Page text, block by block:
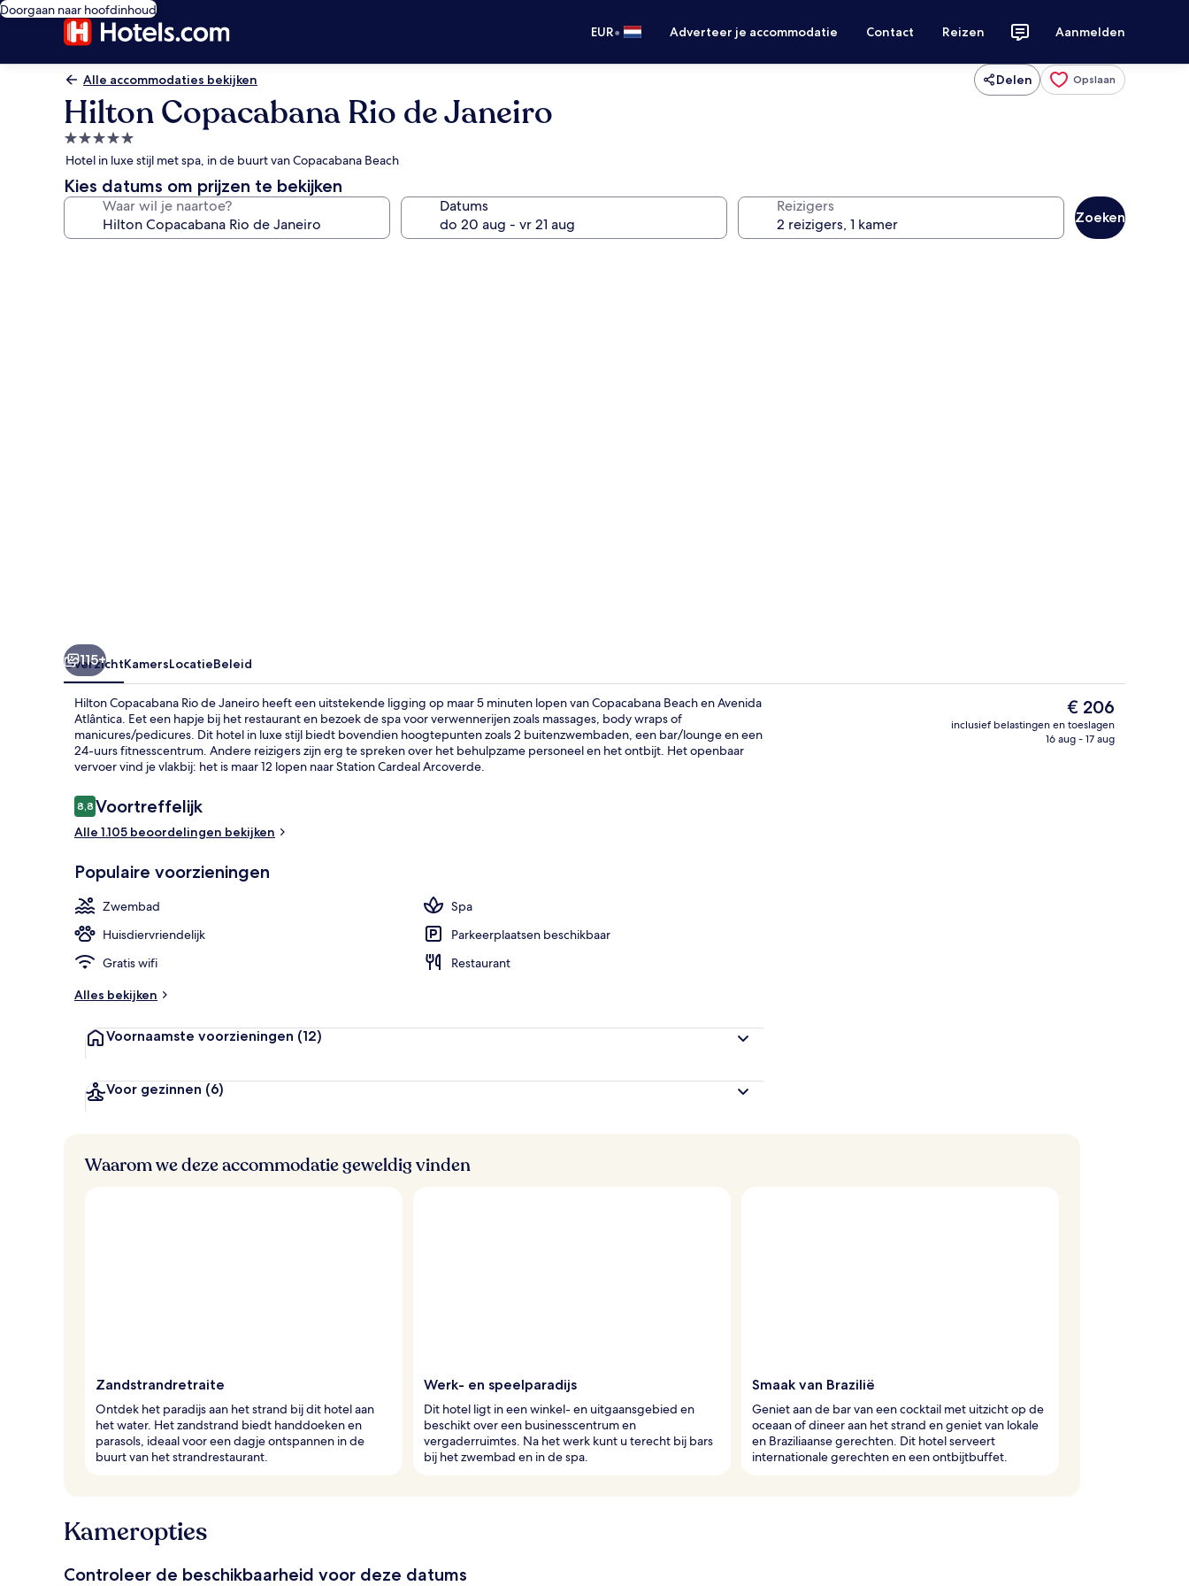
Doorgaan naar hoofdinhoud
EUR• Adverteer je accommodatie Contact Reizen Aanmelden
Alle accommodaties bekijken Delen Opslaan
Hilton Copacabana Rio de Janeiro
5.0-
sterrenaccommodatie
Hotel in luxe stijl met spa, in de buurt van Copacabana Beach
Kies datums om prijzen te bekijken
Waar wil je naartoe? Datums Reizigers
Zoeken
Kameruitzicht Ze serveren er ontbijt en diner
115+
OverzichtKamersLocatieBeleid
Hilton Copacabana Rio de Janeiro heeft een uitstekende ligging op maar 5 minuten lopen van Copacabana Beach en Avenida
Atlântica. Eet een hapje bij het restaurant en bezoek de spa voor verwennerijen zoals massages, body wraps of
manicures/pedicures. Dit hotel in luxe stijl biedt bovendien hoogtepunten zoals 2 buitenzwembaden, een bar/lounge en een
24-uurs fitnesscentrum. Andere reizigers zijn erg te spreken over het behulpzame personeel en het ontbijt. Het openbaar
vervoer vind je vlakbij: het is maar 12 lopen naar Station Cardeal Arcoverde.
Beoordelingen
8,88,8 op 10 –
Voortreffelijk
Alle 1.105 beoordelingen bekijken
Populaire voorzieningen
Zwembad
Spa
Huisdiervriendelijk
Parkeerplaatsen beschikbaar
Gratis wifi
Restaurant
Alles bekijken
Voornaamste voorzieningen (12)
Voor gezinnen (6)
De
huidige
prijs
€ 206
inclusief belastingen en toeslagen
16 aug - 17 aug
Waarom we deze accommodatie geweldig vinden
Zandstrandretraite
Ontdek het paradijs aan het strand bij dit hotel aan
het water. Het zandstrand biedt handdoeken en
parasols, ideaal voor een dagje ontspannen in de
buurt van het strandrestaurant.
Werk- en speelparadijs
Dit hotel ligt in een winkel- en uitgaansgebied en
beschikt over een businesscentrum en
vergaderruimtes. Na het werk kunt u terecht bij bars
bij het zwembad en in de spa.
Smaak van Brazilië
Geniet aan de bar van een cocktail met uitzicht op de
oceaan of dineer aan het strand en geniet van lokale
en Braziliaanse gerechten. Dit hotel serveert
internationale gerechten en een ontbijtbuffet.
Kameropties
Controleer de beschikbaarheid voor deze datums